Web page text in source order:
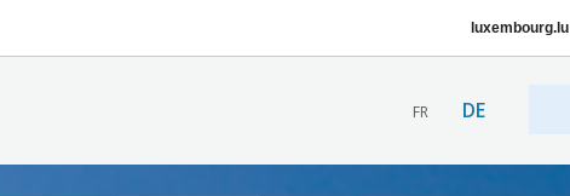
luxembourg.lu
FR DE